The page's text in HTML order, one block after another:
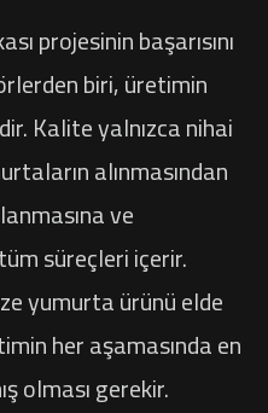
projesinin başarısını
biri, üretimin
Kalite yalnızca nihai
alınmasından
ve
süreçleri içerir.
yumurta ürünü elde
her aşamasında en
olması gerekir.